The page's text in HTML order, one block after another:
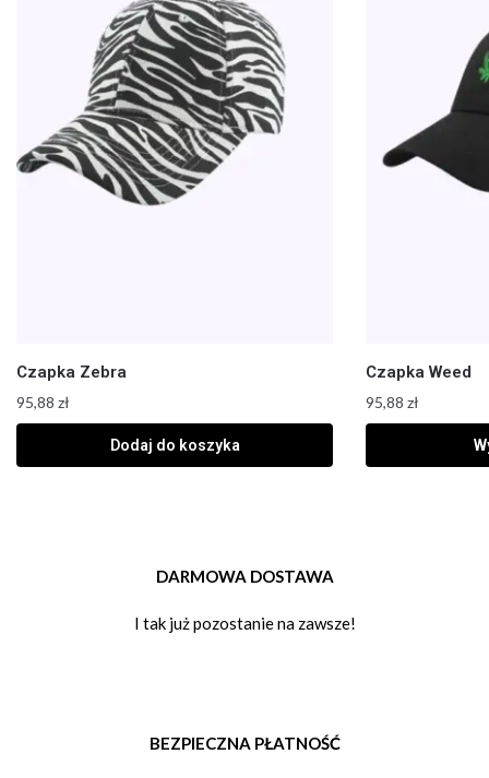
Czapka Zebra
95,88 zł
Dodaj do koszyka
Czapka Weed
95,88 zł
DARMOWA DOSTAWA
I tak już pozostanie na zawsze!
BEZPIECZNA PŁATNOŚĆ